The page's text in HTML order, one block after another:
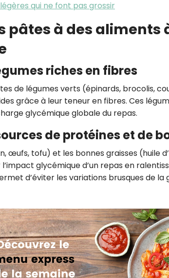
qui ne font pas grossir
pâtes à des aliments
riches en fibres
de légumes verts (épinards, brocolis,
grâce à leur teneur en fibres. Ces
glycémique globale du repas.
de protéines et de
œufs, tofu) et les bonnes graisses (huile
glycémique d’un repas en
d’éviter les variations brusques de la